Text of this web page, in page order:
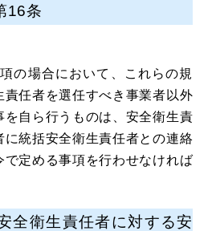
16条
の場合において、これらの規
責任者を選任すべき事業者以外
自ら行うものは、安全衛生責
統括安全衛生責任者との連絡
で定める事項を行わせなければ
全衛生責任者に対する安